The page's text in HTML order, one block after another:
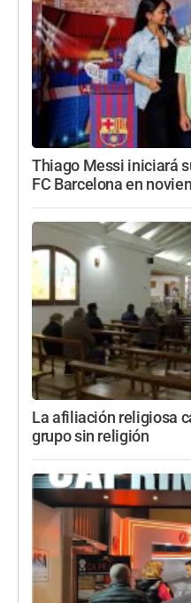
Thiago Messi iniciará
FC Barcelona en
La afiliación religiosa
grupo sin religión